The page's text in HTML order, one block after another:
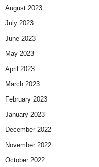
August 2023
July 2023
June 2023
May 2023
April 2023
March 2023
February 2023
January 2023
December 2022
November 2022
October 2022